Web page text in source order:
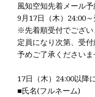
風知空知先着メール
9月17日（木）24:00
※先着順受付でござい
定員になり次第、受付
予めご了承くださいま
17日（木）24:00以降
■氏名(フルネーム)